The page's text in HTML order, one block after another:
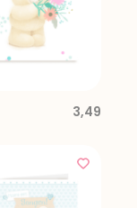
3,49